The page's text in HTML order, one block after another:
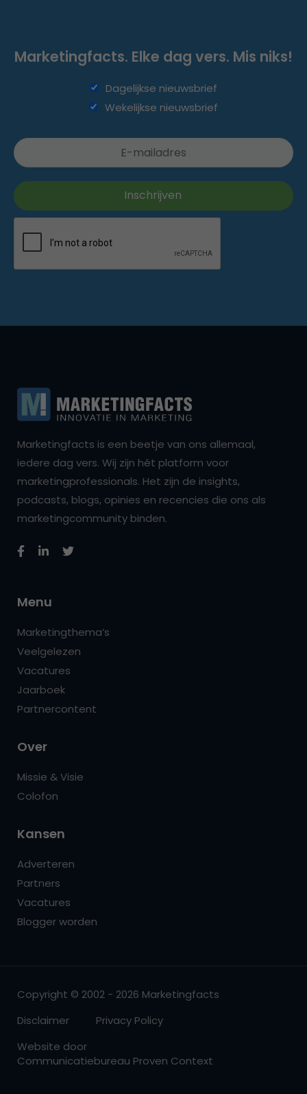
Marketingfacts. Elke dag vers. Mis niks!
Dagelijkse nieuwsbrief
Wekelijkse nieuwsbrief
Marketingfacts is een beetje van ons allemaal,
iedere dag vers. Wij zijn hét platform voor
marketingprofessionals. Het zijn de insights,
podcasts, blogs, opinies en recencies die ons als
marketingcommunity binden.
Menu
Marketingthema’s
Veelgelezen
Vacatures
Jaarboek
Partnercontent
Over
Missie & Visie
Colofon
Kansen
Adverteren
Partners
Vacatures
Blogger worden
Copyright © 2002 - 2026 Marketingfacts
Disclaimer
Privacy Policy
Website door
Communicatiebureau Proven Context